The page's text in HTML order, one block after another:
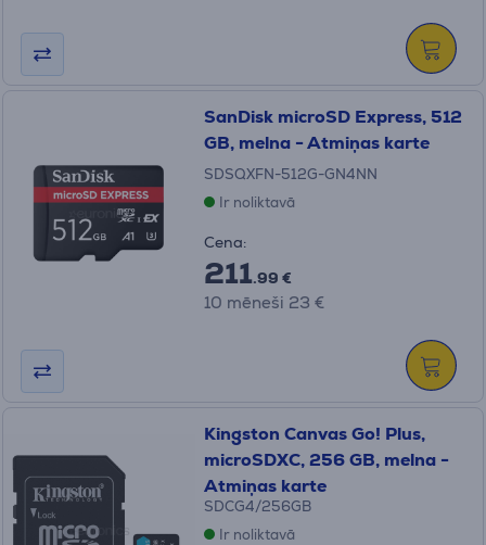
SanDisk microSD Express, 512
GB, melna - Atmiņas karte
SDSQXFN-512G-GN4NN
Ir noliktavā
Cena:
211.99 €
10 mēneši 23 €
Kingston Canvas Go! Plus,
microSDXC, 256 GB, melna -
Atmiņas karte
SDCG4/256GB
Ir noliktavā